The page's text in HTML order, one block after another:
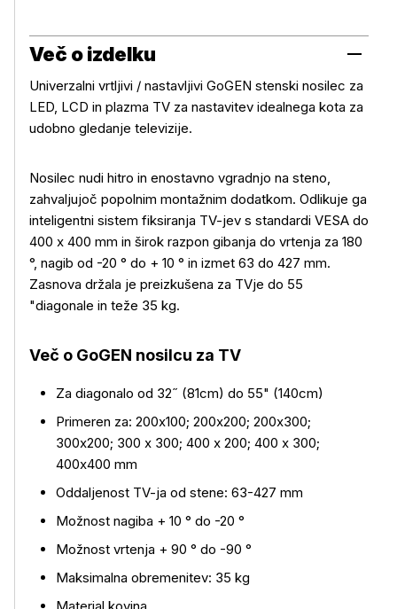
Več o izdelku
Univerzalni vrtljivi / nastavljivi GoGEN stenski nosilec za
LED, LCD in plazma TV za nastavitev idealnega kota za
udobno gledanje televizije.
Nosilec nudi hitro in enostavno vgradnjo na steno,
zahvaljujoč popolnim montažnim dodatkom. Odlikuje ga
inteligentni sistem fiksiranja TV-jev s standardi VESA do
400 x 400 mm in širok razpon gibanja do vrtenja za 180
°, nagib od -20 ° do + 10 ° in izmet 63 do 427 mm.
Zasnova držala je preizkušena za TVje do 55
"diagonale in teže 35 kg.
Več o GoGEN nosilcu za TV
Za diagonalo od 32˝ (81cm) do 55" (140cm)
Primeren za: 200x100; 200x200; 200x300;
300x200; 300 x 300; 400 x 200; 400 x 300;
400x400 mm
Oddaljenost TV-ja od stene: 63-427 mm
Možnost nagiba + 10 ° do -20 °
Možnost vrtenja + 90 ° do -90 °
Maksimalna obremenitev: 35 kg